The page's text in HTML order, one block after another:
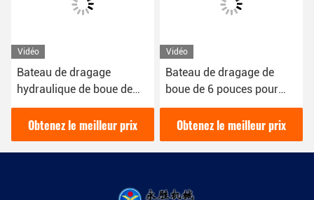
Vidéo
Bateau de dragage
hydraulique de boue de
200 Cbm/h de 16 kW de
couleur rouge utilisé pour
le dragage des rivières
Obtenez le meilleur prix
Vidéo
Bateau de dragage de
boue de 6 pouces pour
draguer la boue dans la
rivière 16kw dragueuse
hydraulique diesel
Obtenez le meilleur prix